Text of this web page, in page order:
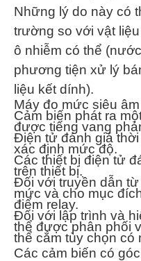
Những lý do này có
trường so với vật
ô nhiễm có thể
phương tiện xử lý
liệu kết dính).
Máy đo mức siêu
Cảm biến phát ra
được tiếng vang
Điện tử đánh giá
xác định mức độ.
Các thiết bị điện tử
trên thiết bị.
Đối với truyền dẫn
mức và cho mục
điểm relay.
Đối với lập trình và
thể được phân phối
thể cắm tùy chọn có
Các cảm biến có